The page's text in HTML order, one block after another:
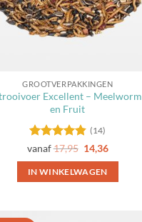
GROOTVERPAKKINGEN
Excellent – Meelworm
en Fruit
Gewaardeerd
(14)
vanaf17,95 14,36
IN WINKELWAGEN